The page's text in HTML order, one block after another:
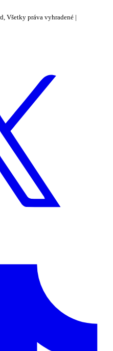
Všetky práva vyhradené |